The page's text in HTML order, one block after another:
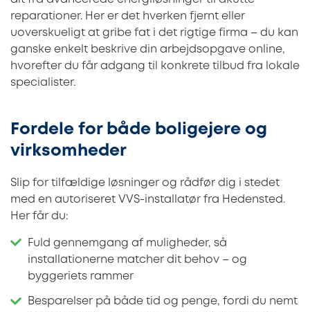
reparationer. Her er det hverken fjernt eller
uoverskueligt at gribe fat i det rigtige firma – du kan
ganske enkelt beskrive din arbejdsopgave online,
hvorefter du får adgang til konkrete tilbud fra lokale
specialister.
Fordele for både boligejere og
virksomheder
Slip for tilfældige løsninger og rådfør dig i stedet
med en autoriseret VVS-installatør fra Hedensted.
Her får du:
Fuld gennemgang af muligheder, så
installationerne matcher dit behov – og
byggeriets rammer
Besparelser på både tid og penge, fordi du nemt